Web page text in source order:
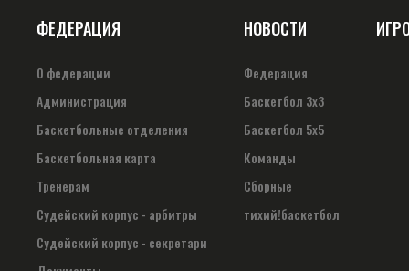
ФЕДЕРАЦИЯ
О федерации
Администрация
Баскетбольные отделения
Баскетбольная карта
Тренерам
Судейский корпус - арбитры
Судейский корпус - секретари
НОВОСТИ
Федерация
Баскетбол 3х3
Баскетбол 5х5
Команды
Сборные
тихий!баскетбол